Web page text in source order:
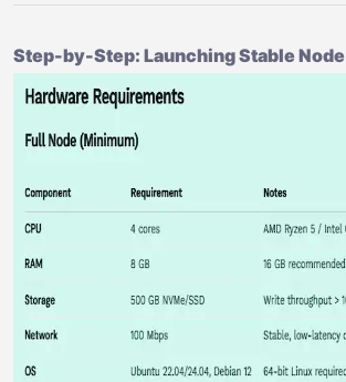
Step-by-Step: Launching Stable Node